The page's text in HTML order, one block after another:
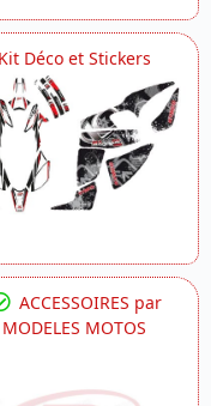
Kit Déco et Stickers
ACCESSOIRES par
MODELES MOTOS